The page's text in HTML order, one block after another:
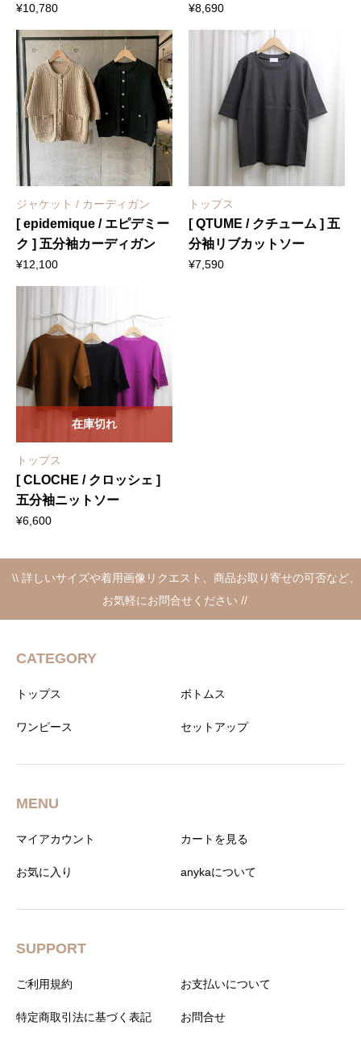
リュ ] 五部袖プリントTシ
ャツ
¥10,780 ¥8,690
ジャケット / カーディガン
[ epidemique / エピデミー
ク ] 五分袖カーディガン
¥12,100
トップス
[ QTUME / クチューム ] 五
分袖リブカットソー
¥7,590
トップス
[ CLOCHE / クロッシェ ]
五分袖ニットソー
¥6,600
在庫切れ
\\ 詳しいサイズや着用画像リクエスト、商品お取り寄せの可否など、
お気軽にお問合せください //
CATEGORY
トップス ボトムス
ワンピース セットアップ
MENU
マイアカウント カートを見る
お気に入り anykaについて
SUPPORT
ご利用規約 お支払いについて
特定商取引法に基づく表記 お問合せ